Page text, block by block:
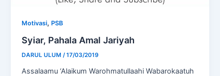
Motivasi, PSB
Syiar, Pahala Amal Jariyah
DARUL ULUM /17/03/2019
Assalaamu ‘Alaikum Warohmatullaahi Wabarokaatuh